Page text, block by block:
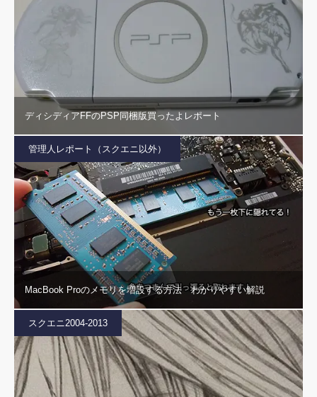
ディシディアFFのPSP同梱版買ったよレポート
管理人レポート（スクエニ以外）
MacBook Proのメモリを増設する方法 わかりやすい解説
スクエニ2004-2013